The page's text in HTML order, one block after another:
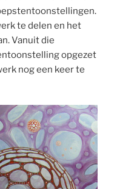
te delen en het
Vanuit die
opgezet
nog een keer te